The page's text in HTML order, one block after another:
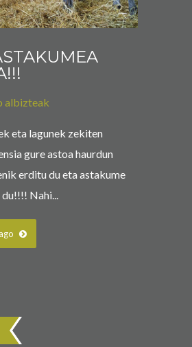
albizteak
eta lagunek zekiten
gure astoa haurdun
erditu du eta astakume
Nahi...